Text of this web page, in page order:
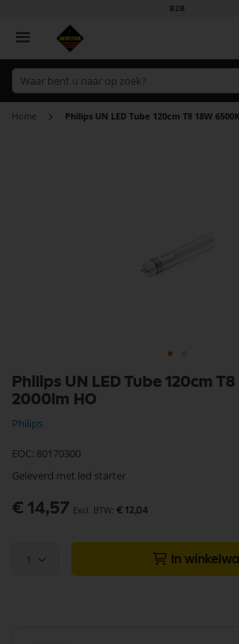
B2B
Home Philips UN LED Tube 120cm T8 18W
Philips UN LED Tube 120cm
2000lm HO
Philips
EOC: 80170300
Geleverd met led starter
€ 14,57 € 12,04
1 In
naar
het
van
afbeeldingen-
gallerij